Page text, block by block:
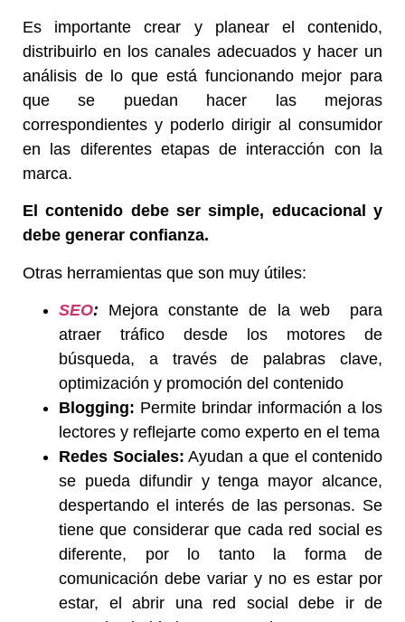
Es importante crear y planear el contenido,
distribuirlo en los canales adecuados y hacer un
análisis de lo que está funcionando mejor para
que se puedan hacer las mejoras
correspondientes y poderlo dirigir al consumidor
en las diferentes etapas de interacción con la
marca.
El contenido debe ser simple, educacional y
debe generar confianza.
Otras herramientas que son muy útiles:
SEO: Mejora constante de la web para
atraer tráfico desde los motores de
búsqueda, a través de palabras clave,
optimización y promoción del contenido
Blogging: Permite brindar información a los
lectores y reflejarte como experto en el tema
Redes Sociales: Ayudan a que el contenido
se pueda difundir y tenga mayor alcance,
despertando el interés de las personas. Se
tiene que considerar que cada red social es
diferente, por lo tanto la forma de
comunicación debe variar y no es estar por
estar, el abrir una red social debe ir de